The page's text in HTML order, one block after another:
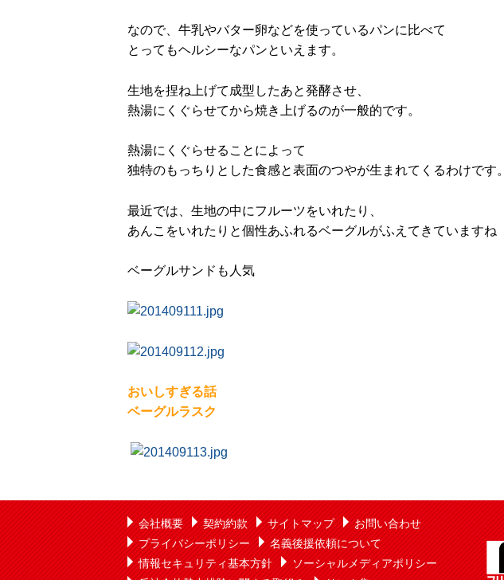
なので、牛乳やバター卵などを使っているパンに比べて
とってもヘルシーなパンといえます。
生地を捏ね上げて成型したあと発酵させ、
熱湯にくぐらせてから焼き上げるのが一般的です。
熱湯にくぐらせることによって
独特のもっちりとした食感と表面のつやが生まれてくるわけです。
最近では、生地の中にフルーツをいれたり、
あんこをいれたりと個性あふれるベーグルがふえてきていますね
ベーグルサンドも人気
おいしすぎる話
ベーグルラスク
会社概要 契約約款 サイトマップ
お問い合わせ
プライバシーポリシー
名義後援依頼について
情報セキュリティ基本方針
ソーシャルメディアポリシー